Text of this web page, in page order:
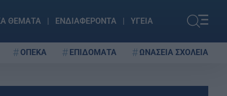
ΘΕΜΑΤΑ ΕΝΔΙΑΦΕΡΟΝΤΑ ΥΓΕΙΑ
ΟΠΕΚΑ ΕΠΙΔΟΜΑΤΑ ΩΝΑΣΕΙΑ ΣΧΟΛΕΙΑ